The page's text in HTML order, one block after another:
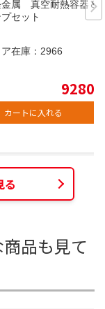
金属 真空耐熱容器＆
セット
在庫： 2966
9280
カートに入れる
る
品も見て